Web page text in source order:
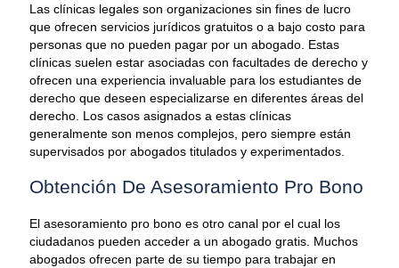
Las clínicas legales son organizaciones sin fines de lucro
que ofrecen servicios jurídicos gratuitos o a bajo costo para
personas que no pueden pagar por un abogado. Estas
clínicas suelen estar asociadas con facultades de derecho y
ofrecen una experiencia invaluable para los estudiantes de
derecho que deseen especializarse en diferentes áreas del
derecho. Los casos asignados a estas clínicas
generalmente son menos complejos, pero siempre están
supervisados por abogados titulados y experimentados.
Obtención De Asesoramiento Pro Bono
El asesoramiento pro bono es otro canal por el cual los
ciudadanos pueden acceder a un abogado gratis. Muchos
abogados ofrecen parte de su tiempo para trabajar en